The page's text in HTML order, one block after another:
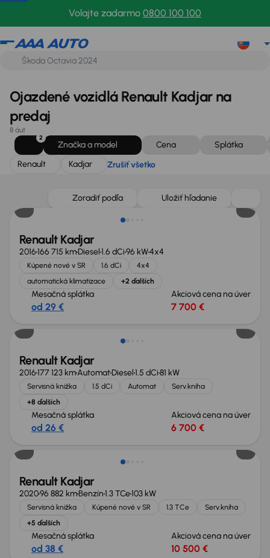
Volajte zadarmo 0800 100 100
Renault
Ojazdené vozidlá Renault Kadjar na
predaj
8 áut
2
Značka a model Cena
Splátka
Renault
Kadjar Zrušiť všetko
Zoradiť podľa Uložiť hľadanie
Nové v ponuke
Renault Kadjar
2016166 715 kmDiesel1.6 dCi96 kW4x4
Kúpené nové v SR 1.6 dCi
4x4
automatická klimatizace
+2 ďalších
Mesačná splátka
od 29 €
Akciová cena na úver
7 700 €
Nové v ponuke
Renault Kadjar
2016177 123 kmAutomatDiesel1.5 dCi81 kW
Servisná knižka 1.5 dCi Automat
Serv.kniha
+8 ďalších
Mesačná splátka
od 26 €
Akciová cena na úver
6 700 €
Zlacnené o 500 €
Renault Kadjar
202096 882 kmBenzín1.3 TCe103 kW
Servisná knižka Kúpené nové v SR 1.3 TCe
Serv.kniha
+5 ďalších
Mesačná splátka
od 38 €
Akciová cena na úver
10 500 €